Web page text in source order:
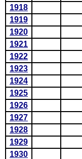
1918
1919
1920
1921
1922
1923
1924
1925
1926
1927
1928
1929
1930